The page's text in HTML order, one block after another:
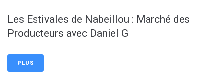
Les Estivales de Nabeillou : Marché des
Producteurs avec Daniel G
PLUS